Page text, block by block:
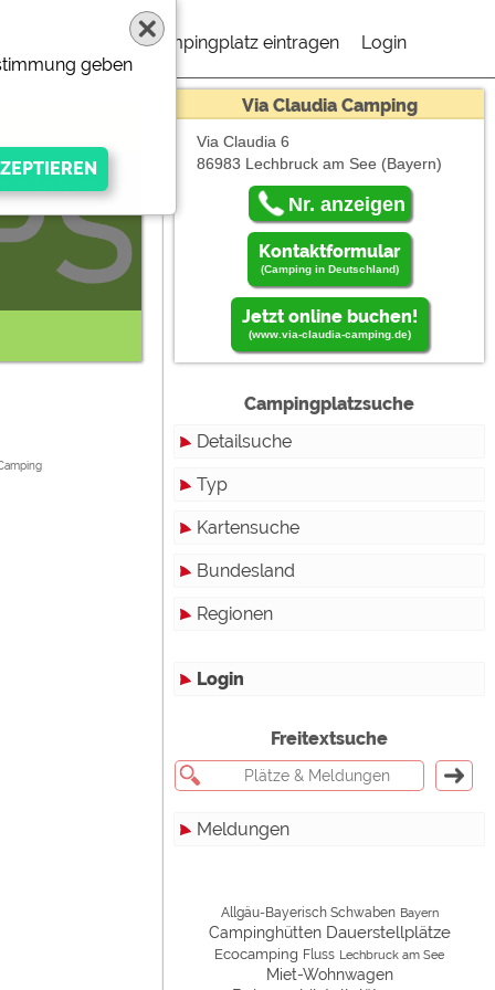
Campingplatz eintragen Login
"Externe
Via Claudia Camping
Via Claudia 6
86983 Lechbruck am See (Bayern)
Nr. anzeigen
Kontaktformular
(Camping in Deutschland)
Jetzt online buchen!
(www.via-claudia-camping.de)
Campingplatzsuche
Detailsuche
Typ
Touristikstellplätze
Dauerstellplätze
Reisemobilstellplätze
Bungalows
Ferienwohnungen
Zimmer
Miet-Mobilheime
Miet-Wohnwagen
Kartensuche
Bundesland
Baden-Württemberg
Brandenburg
Bremen
Hamburg
Mecklenburg-Vorpommern
Niedersachsen
Regionen
Login
Freitextsuche
Meldungen
Touristik
Campingplätze
Allgäu-Bayerisch Schwaben Bayern
Campinghütten Dauerstellplätze
Ecocamping Fluss Lechbruck am See
Miet-Wohnwagen
geben